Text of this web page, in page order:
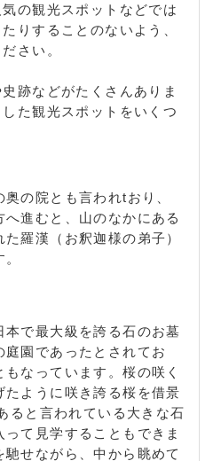
の観光スポットなどでは
りすることのないよう、
さい。
跡などがたくさんありま
た観光スポットをいくつ
の院とも言われtおり、
進むと、山のなかにある
羅漢（お釈迦様の弟子）
で最大級を誇る石のお墓
園であったとされてお
なっています。桜の咲く
ように咲き誇る桜を借景
ると言われている大きな石
て見学することもできま
せながら、中から眺めて